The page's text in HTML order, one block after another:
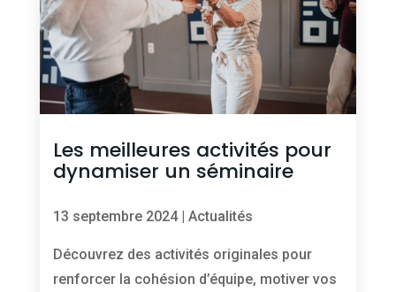
Les meilleures activités pour
dynamiser un séminaire
13 septembre 2024| Actualités
Découvrez des activités originales pour
renforcer la cohésion d’équipe, motiver vos